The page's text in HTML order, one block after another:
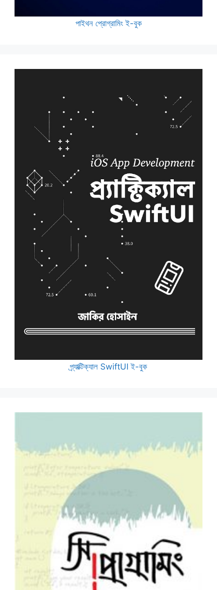
পাইথন প্রোগ্রামিং ই-বুক
প্র্যাক্টিক্যাল SwiftUI ই-বুক